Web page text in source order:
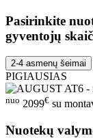
Pasirinkite
gyventojų
2-4 asmenų šeimai
PIGIAUSIAS
nuo 2099€ su
Nuotekų